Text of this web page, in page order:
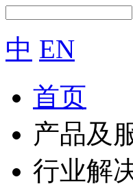
中 EN
首页
产品及
行业解